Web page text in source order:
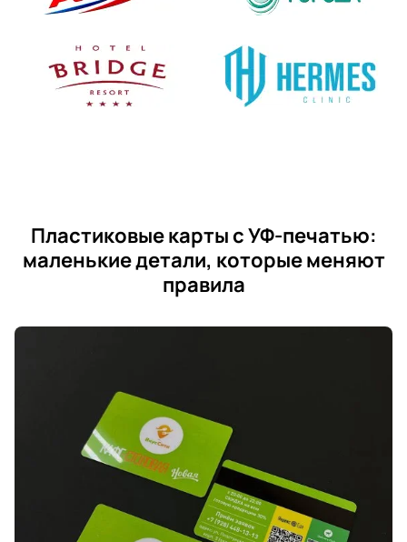
Пластиковые карты с УФ-печатью:
маленькие детали, которые меняют
правила